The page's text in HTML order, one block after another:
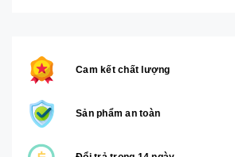
Cam kết chất lượng
Sản phẩm an toàn